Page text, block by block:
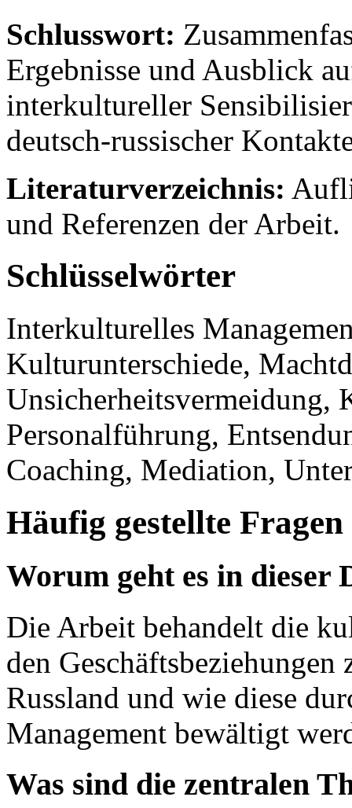
Schlusswort:
Ergebnisse und Ausblick
interkultureller
deutsch-russischer
Literaturverzeichnis:
und Referenzen der Arbeit.
Schlüsselwörter
Interkulturelles
Kulturunterschiede,
Personalführung,
Coaching, Mediation,
Häufig gestellte Fragen
Worum geht es in
Die Arbeit behandelt die
den
Russland und wie diese
Management bewältigt
Was sind die zentralen